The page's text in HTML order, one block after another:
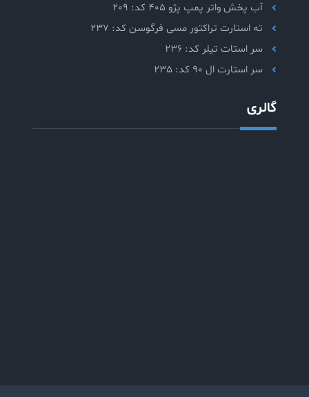
آب پخش واتر پمپ پژو 405 کد: 209
ته استارت تراکتور مسی فرگوسن کد: 237
سر استات تیلر کد: 236
سر استارت ال 90 کد: 235
گالری